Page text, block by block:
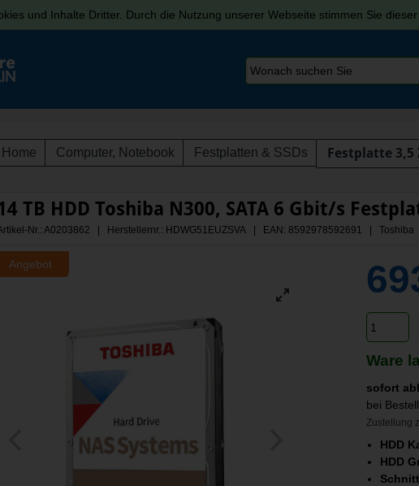
und Inhalte Dritter. Durch die Nutzung unserer Webseite stimmen Sie dieser
Home Computer, Notebook Festplatten & SSDs Festplatte
TB HDD Toshiba N300, SATA 6 Gbit/s
Nr.: A0203862 | Herstellernr.: HDWG51EUZSVA | EAN: 8592978592691 | Toshiba
Angebot
Ware
sofort
bei
Zustellung
HDD
HDD